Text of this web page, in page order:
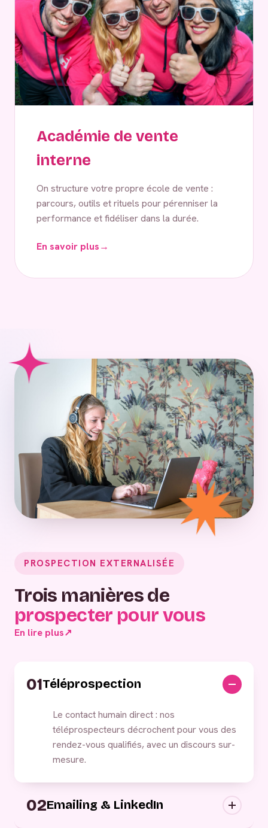
Académie de vente
interne
On structure votre propre école de vente :
parcours, outils et rituels pour pérenniser la
performance et fidéliser dans la durée.
En savoir plus→
PROSPECTION EXTERNALISÉE
Trois manières de
prospecter pour vous
En lire plus↗
01Téléprospection
Le contact humain direct : nos
téléprospecteurs décrochent pour vous des
rendez-vous qualifiés, avec un discours sur-
mesure.
02Emailing & LinkedIn